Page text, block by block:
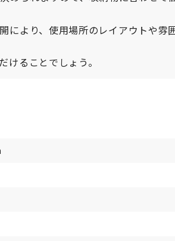
により、使用場所のレイアウトや雰
けることでしょう。